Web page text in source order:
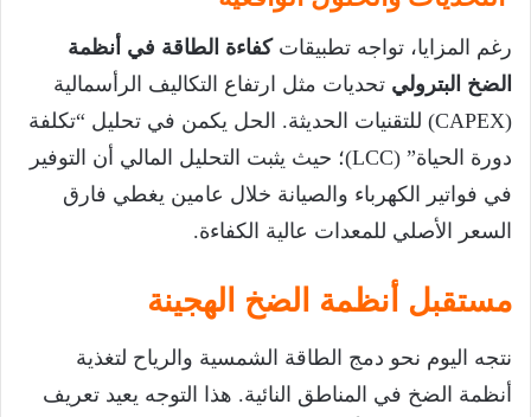
رغم المزايا، تواجه تطبيقاتكفاءة الطاقة في أنظمة
الضخ البترولي تحديات مثل ارتفاع التكاليف الرأسمالية
(CAPEX) للتقنيات الحديثة. الحل يكمن في تحليل “تكلفة
دورة الحياة” (LCC)؛ حيث يثبت التحليل المالي أن التوفير
في فواتير الكهرباء والصيانة خلال عامين يغطي فارق
السعر الأصلي للمعدات عالية الكفاءة.
مستقبل أنظمة الضخ الهجينة
نتجه اليوم نحو دمج الطاقة الشمسية والرياح لتغذية
أنظمة الضخ في المناطق النائية. هذا التوجه يعيد تعريف